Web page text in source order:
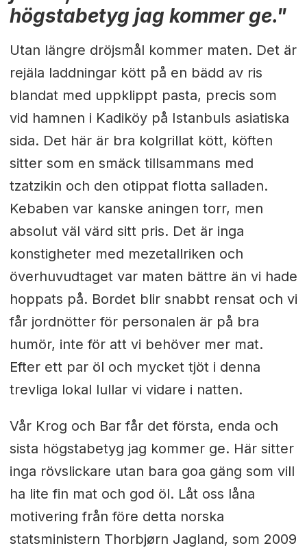
högstabetyg jag kommer ge."
Utan längre dröjsmål kommer maten. Det är
rejäla laddningar kött på en bädd av ris
blandat med uppklippt pasta, precis som
vid hamnen i Kadiköy på Istanbuls asiatiska
sida. Det här är bra kolgrillat kött, köften
sitter som en smäck tillsammans med
tzatzikin och den otippat flotta salladen.
Kebaben var kanske aningen torr, men
absolut väl värd sitt pris. Det är inga
konstigheter med mezetallriken och
överhuvudtaget var maten bättre än vi hade
hoppats på. Bordet blir snabbt rensat och vi
får jordnötter för personalen är på bra
humör, inte för att vi behöver mer mat.
Efter ett par öl och mycket tjöt i denna
trevliga lokal lullar vi vidare i natten.
Vår Krog och Bar får det första, enda och
sista högstabetyg jag kommer ge. Här sitter
inga rövslickare utan bara goa gäng som vill
ha lite fin mat och god öl. Låt oss låna
motivering från före detta norska
statsministern Thorbjørn Jagland, som 2009